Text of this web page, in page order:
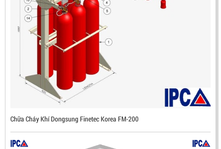
ĐẦU BÁO LỬA CHỐNG NỔ IR3- DX500 (MEKASENTRON
KOREA)
LIÊN HỆ
Mã sản phẩm: DX500
Chữa Cháy Khí Dongsung Finetec Korea FM-200